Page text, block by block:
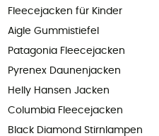
Fleecejacken für Kinder
Aigle Gummistiefel
Patagonia Fleecejacken
Pyrenex Daunenjacken
Helly Hansen Jacken
Columbia Fleecejacken
Black Diamond Stirnlampen